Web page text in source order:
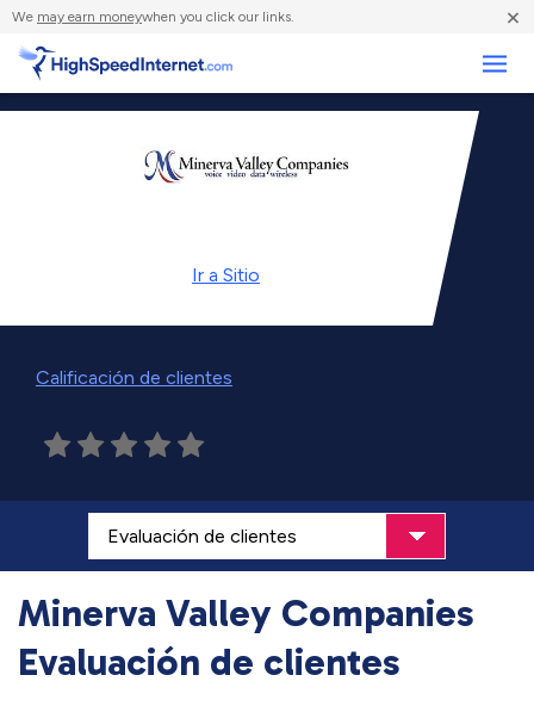
We may earn moneywhen you click our links. ×
Ir a Sitio
Calificación de clientes
Minerva Valley Companies
Evaluación de clientes